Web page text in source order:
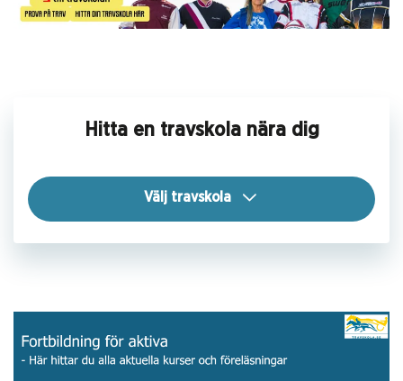
Hitta en travskola nära dig
Välj travskola